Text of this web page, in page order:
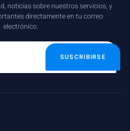
noticias sobre nuestros servicios, y
directamente en tu correo
electrónico.
SUSCRIBIRSE